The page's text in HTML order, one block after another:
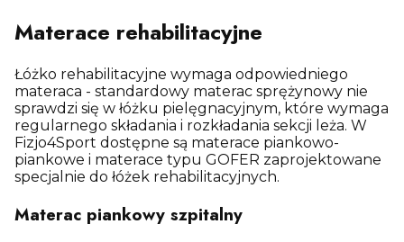
Materace rehabilitacyjne
Łóżko rehabilitacyjne wymaga odpowiedniego
materaca - standardowy materac sprężynowy nie
sprawdzi się w łóżku pielęgnacyjnym, które wymaga
regularnego składania i rozkładania sekcji leża. W
Fizjo4Sport dostępne są materace piankowo-
piankowe i materace typu GOFER zaprojektowane
specjalnie do łóżek rehabilitacyjnych.
Materac piankowy szpitalny